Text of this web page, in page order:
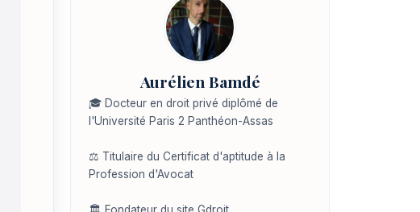
Aurélien Bamdé
🎓 Docteur en droit privé diplômé de
l'Université Paris 2 Panthéon-Assas
⚖️ Titulaire du Certificat d'aptitude à la
Profession d'Avocat
🏛️ Fondateur du site Gdroit